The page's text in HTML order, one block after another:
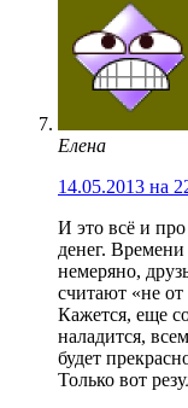
Елена
14.05.2013 на
И это всё и
денег.
немеряно,
считают «не от
Кажется, еще
наладится,
будет
Только вот